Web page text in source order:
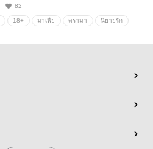
82
18+ มาเฟีย ดรามา นิยายรัก